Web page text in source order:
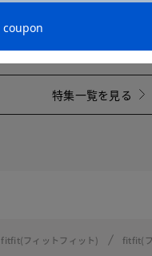
特集一覧を見る
fitfit(フィットフィット) fitfit(フ